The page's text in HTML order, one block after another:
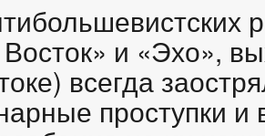
и «Эхо»,
всегда
проступки и